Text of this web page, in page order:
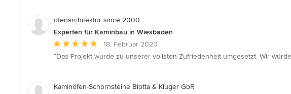
ofenarchitektur since 2000
Experten für Kaminbau in Wiesbaden
Durchschnittliche
Bewertung:
5
18. Februar 2020
“Das Projekt wurde zu unserer vollsten Zufriedenheit umgesetzt. Wir
Kaminöfen-Schornsteine Blotta & Kluger GbR